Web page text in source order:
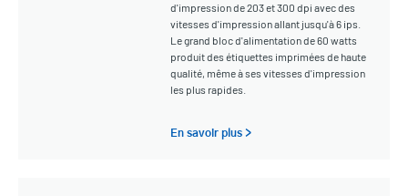
d'impression de 203 et 300 dpi avec des
vitesses d'impression allant jusqu'à 6 ips.
Le grand bloc d'alimentation de 60 watts
produit des étiquettes imprimées de haute
qualité, même à ses vitesses d'impression
les plus rapides.
En savoir plus >